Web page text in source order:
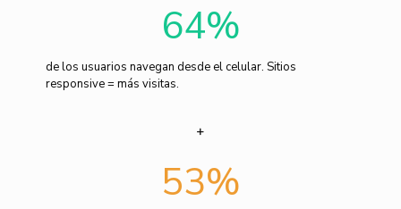
64%
de los usuarios navegan desde el celular. Sitios
responsive = más visitas.
53%